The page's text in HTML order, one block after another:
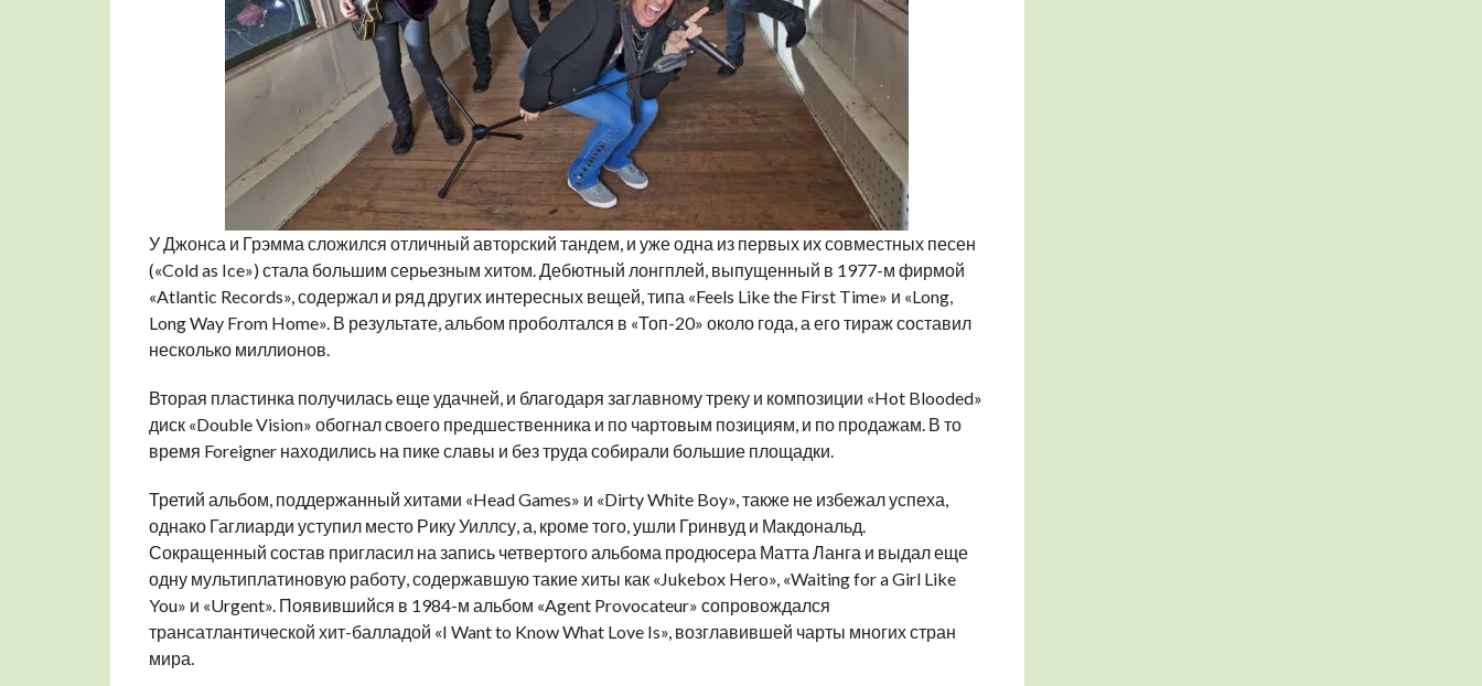
У Джонса и Грэмма сложился отличный авторский тандем, и уже одна из первых их совместных песен
(«Cold as Ice») стала большим серьезным хитом. Дебютный лонгплей, выпущенный в 1977-м фирмой
«Atlantic Records», содержал и ряд других интересных вещей, типа «Feels Like the First Time» и «Long,
Long Way From Home». В результате, альбом проболтался в «Топ-20» около года, а его тираж составил
несколько миллионов.
Вторая пластинка получилась еще удачней, и благодаря заглавному треку и композиции «Hot Blooded»
диск «Double Vision» обогнал своего предшественника и по чартовым позициям, и по продажам. В то
время Foreigner находились на пике славы и без труда собирали большие площадки.
Третий альбом, поддержанный хитами «Head Games» и «Dirty White Boy», также не избежал успеха,
однако Гаглиарди уступил место Рику Уиллсу, а, кроме того, ушли Гринвуд и Макдональд.
Сокращенный состав пригласил на запись четвертого альбома продюсера Матта Ланга и выдал еще
одну мультиплатиновую работу, содержавшую такие хиты как «Jukebox Hero», «Waiting for a Girl Like
You» и «Urgent». Появившийся в 1984-м альбом «Agent Provocateur» сопровождался
трансатлантической хит-балладой «I Want to Know What Love Is», возглавившей чарты многих стран
мира.